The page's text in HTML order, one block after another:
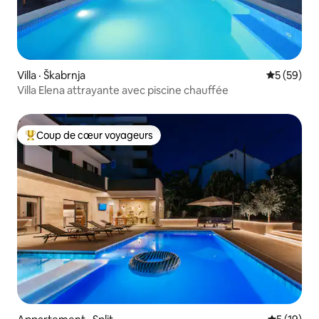
Villa · Škabrnja Note
5 (59)
Villa Elena attrayante avec piscine chauffée
Coup de cœur voyageurs parmi les plus aimés
Coup de cœur voyageurs